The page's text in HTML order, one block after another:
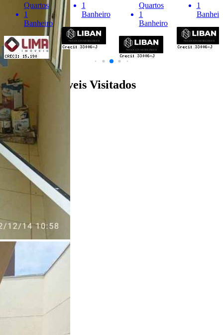
Quartos
Banheiro
Banheiro
Quartos
Banheiro
Banheiro
Últimos Imóveis Visitados
venda
Ver Detalhes
R$ 200.000
Apartamento
Parque Jardim Europa
1 Quarto
1 Banheiro